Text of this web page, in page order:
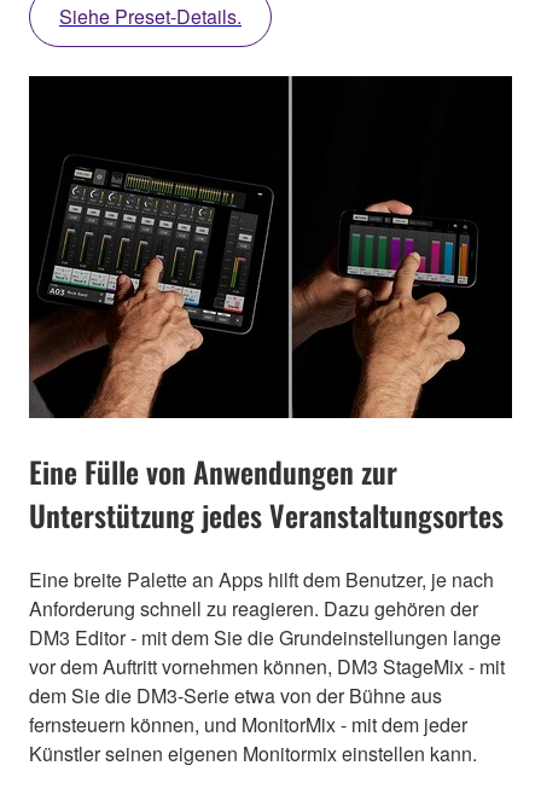
Siehe Preset-Details.
Eine Fülle von Anwendungen zur
Unterstützung jedes Veranstaltungsortes
Eine breite Palette an Apps hilft dem Benutzer, je nach
Anforderung schnell zu reagieren. Dazu gehören der
DM3 Editor - mit dem Sie die Grundeinstellungen lange
vor dem Auftritt vornehmen können, DM3 StageMix - mit
dem Sie die DM3-Serie etwa von der Bühne aus
fernsteuern können, und MonitorMix - mit dem jeder
Künstler seinen eigenen Monitormix einstellen kann.